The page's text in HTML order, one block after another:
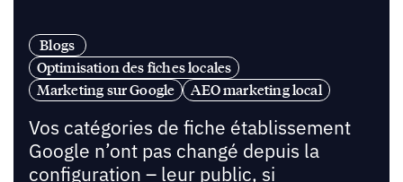
Blogs
Optimisation des fiches locales
Marketing sur Google
AEO marketing local
Vos catégories de fiche établissement
Google n’ont pas changé depuis la
configuration – leur public, si